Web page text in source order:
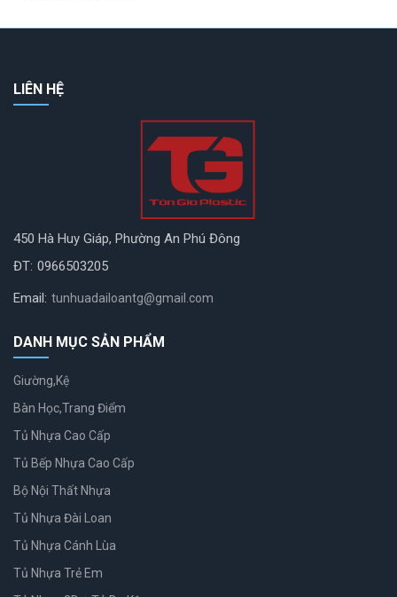
LIÊN HỆ
450 Hà Huy Giáp, Phường An Phú Đông
ĐT: 0966503205
Email: tunhuadailoantg@gmail.com
DANH MỤC SẢN PHẨM
Giường,Kệ
Bàn Học,Trang Điểm
Tủ Nhựa Cao Cấp
Tủ Bếp Nhựa Cao Cấp
Bộ Nội Thất Nhựa
Tủ Nhựa Đài Loan
Tủ Nhựa Cánh Lùa
Tủ Nhựa Trẻ Em